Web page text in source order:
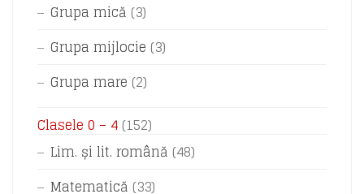
Grupa mică (3)
Grupa mijlocie (3)
Grupa mare (2)
Clasele 0 – 4 (152)
Lim. și lit. română (48)
Matematică (33)